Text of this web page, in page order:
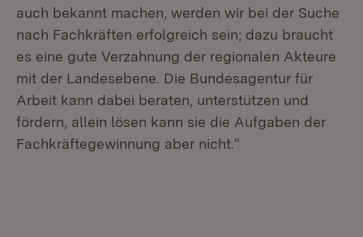
auch bekannt machen, werden wir bei der Suche
nach Fachkräften erfolgreich sein; dazu braucht
es eine gute Verzahnung der regionalen Akteure
mit der Landesebene. Die Bundesagentur für
Arbeit kann dabei beraten, unterstützen und
fördern, allein lösen kann sie die Aufgaben der
Fachkräftegewinnung aber nicht.“